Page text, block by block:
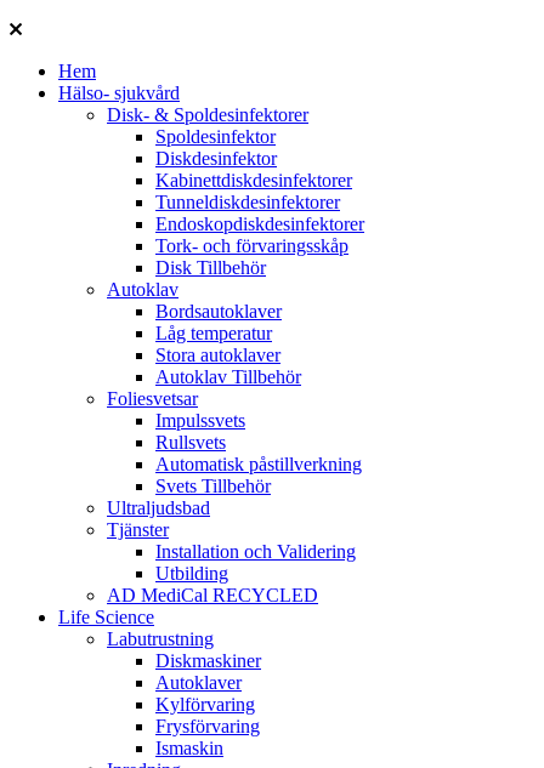
Hem
Hälso- sjukvård
Disk- & Spoldesinfektorer
Spoldesinfektor
Diskdesinfektor
Kabinettdiskdesinfektorer
Tunneldiskdesinfektorer
Endoskopdiskdesinfektorer
Tork- och förvaringsskåp
Disk Tillbehör
Autoklav
Bordsautoklaver
Låg temperatur
Stora autoklaver
Autoklav Tillbehör
Foliesvetsar
Impulssvets
Rullsvets
Automatisk påstillverkning
Svets Tillbehör
Ultraljudsbad
Tjänster
Installation och Validering
Utbilding
AD MediCal RECYCLED
Life Science
Labutrustning
Diskmaskiner
Autoklaver
Kylförvaring
Frysförvaring
Ismaskin